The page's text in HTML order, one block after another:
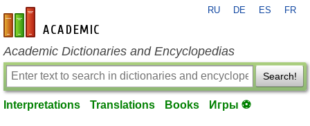
en-academic.com
RU DE ES FR
Academic Dictionaries and Encyclopedias
Search!
Interpretations Translations Books Игры ⚽